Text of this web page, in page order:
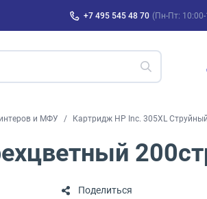
+7 495 545 48 70 (Пн-Пт:
и МФУ Картридж HP Inc. 305XL
Поделиться